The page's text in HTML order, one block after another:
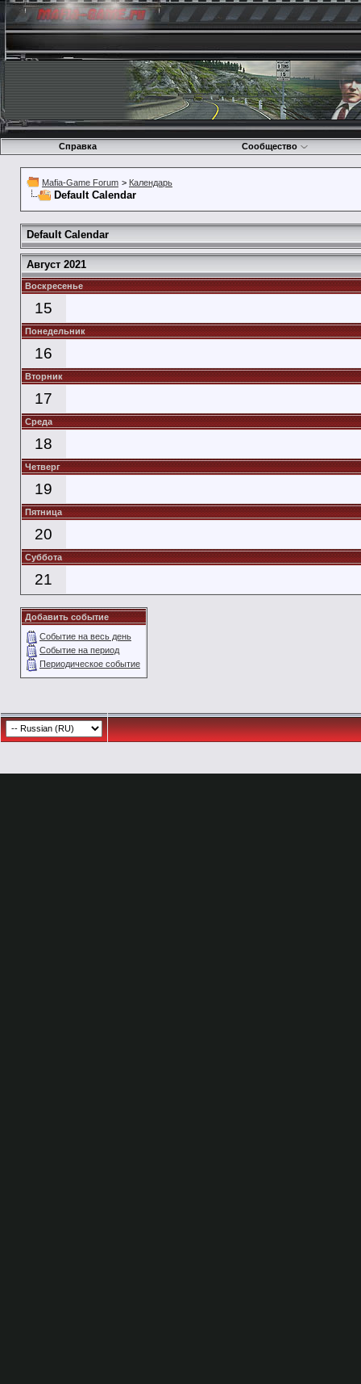
Справка Сообщество
Mafia-Game Forum > Календарь
Default Calendar
Default Calendar
Август 2021
Воскресенье
15
Понедельник
16
Вторник
17
Среда
18
Четверг
19
Пятница
20
Суббота
21
Добавить событие
Событие на весь день
Событие на период
Периодическое событие